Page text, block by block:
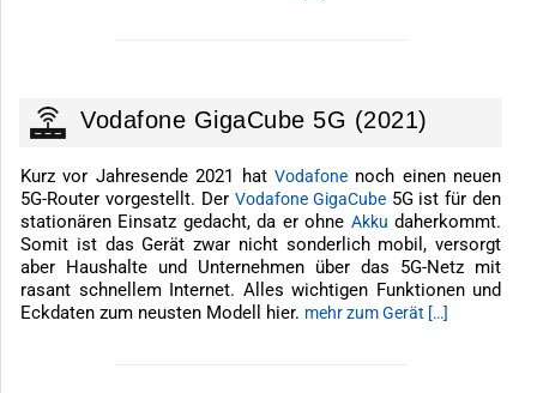
Vodafone GigaCube 5G (2021)
Kurz vor Jahresende 2021 hat Vodafone noch einen neuen
5G-Router vorgestellt. Der Vodafone GigaCube5G ist für den
stationären Einsatz gedacht, da er ohne Akku daherkommt.
Somit ist das Gerät zwar nicht sonderlich mobil, versorgt
aber Haushalte und Unternehmen über das 5G-Netz mit
rasant schnellem Internet. Alles wichtigen Funktionen und
Eckdaten zum neusten Modell hier. mehr zum Gerät […]